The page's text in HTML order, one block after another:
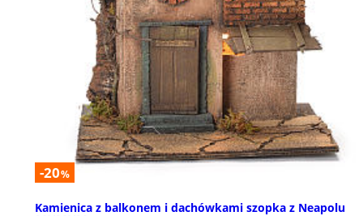
-20%
Kamienica z balkonem i dachówkami szopka z Neapolu